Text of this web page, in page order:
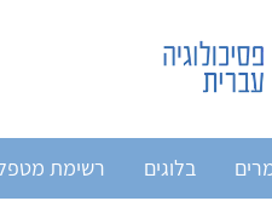
בלוגים רשימת